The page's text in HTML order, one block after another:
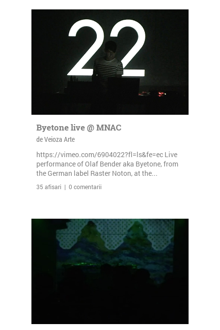
Byetone live @ MNAC
de Veioza Arte
https://vimeo.com/6904022?fl=ls&fe=ec Live
performance of Olaf Bender aka Byetone, from
the German label Raster Noton, at the...
35 afisari | 0 comentarii